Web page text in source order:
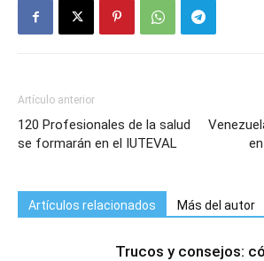
Artículo anterior
120 Profesionales de la salud
se formarán en el IUTEVAL
Artículos relacionados Más del autor
Trucos y consejos: